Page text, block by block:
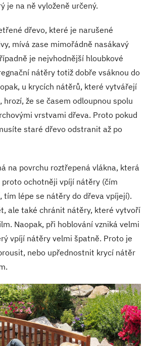
je na ně vyloženě určený.
dřevo, které je narušené
mívá zase mimořádně nasákavý
je nejvhodnější hloubkové
nátěry totiž dobře vsáknou do
u krycích nátěrů, které vytvářejí
hrozí, že se časem odloupnou spolu
vrstvami dřeva. Proto pokud
staré dřevo odstranit až po
na povrchu roztřepená vlákna, která
proto ochotněji vpíjí nátěry (čím
tím lépe se nátěry do dřeva vpíjejí).
ale také chránit nátěry, které vytvoří
Naopak, při hoblování vzniká velmi
vpíjí nátěry velmi špatně. Proto je
nebo upřednostnit krycí nátěr